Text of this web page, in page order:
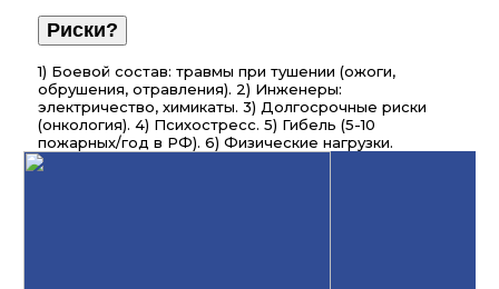
Риски?
1) Боевой состав: травмы при тушении (ожоги,
обрушения, отравления). 2) Инженеры:
электричество, химикаты. 3) Долгосрочные риски
(онкология). 4) Психостресс. 5) Гибель (5-10
пожарных/год в РФ). 6) Физические нагрузки.